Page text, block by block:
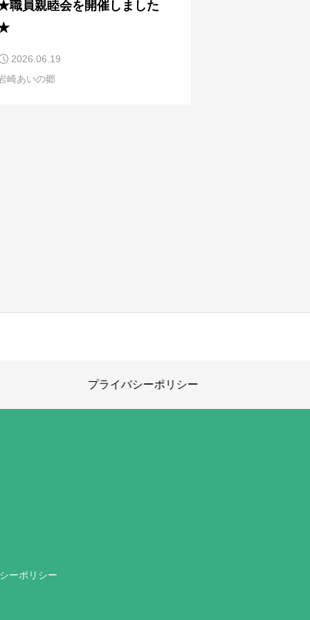
職員親睦会を開催しました
2026.06.19
崎あいの郷
プライバシーポリシー
ーポリシー